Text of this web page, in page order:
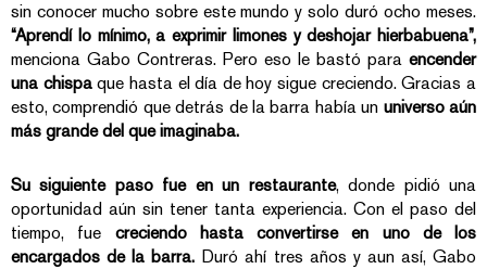
sin conocer mucho sobre este mundo y solo duró ocho meses.
“Aprendí lo mínimo, a exprimir limones y deshojar hierbabuena”,
menciona Gabo Contreras. Pero eso le bastó para encender
una chispaque hasta el día de hoy sigue creciendo. Gracias a
esto, comprendió que detrás de la barra había un universo aún
más grande del que imaginaba.
Su siguiente paso fue en un restaurante, donde pidió una
oportunidad aún sin tener tanta experiencia. Con el paso del
tiempo, fue creciendo hasta convertirse en uno de los
encargados de la barra. Duró ahí tres años y aun así, Gabo